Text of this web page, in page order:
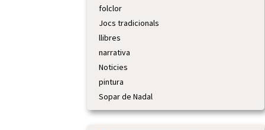
folclor
Jocs tradicionals
llibres
narrativa
Noticies
pintura
Sopar de Nadal